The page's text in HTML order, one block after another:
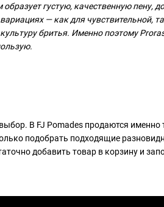
густую, качественную пену,
— как для чувствительной,
бритья. Именно поэтому
В FJ Pomades продаются именно
подобрать подходящие
добавить товар в корзину и